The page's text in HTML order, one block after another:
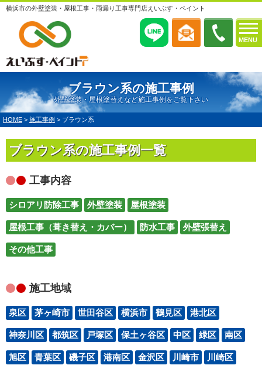
MENU
横浜市の外壁塗装・屋根工事・雨漏り工事専門店えいぶす・ペイント
ブラウン系の施工事例
外壁塗装・屋根塗替えなど施工事例をご覧下さい
HOME > 施工事例 > ブラウン系
ブラウン系の施工事例一覧
工事内容
シロアリ防除工事 外壁塗装 屋根塗装
屋根工事（葺き替え・カバー） 防水工事 外壁張替え
その他工事
施工地域
泉区 茅ヶ崎市 世田谷区 横浜市 鶴見区 港北区
神奈川区 都筑区 戸塚区 保土ヶ谷区 中区 緑区 南区
旭区 青葉区 磯子区 港南区 金沢区 川崎市 川崎区